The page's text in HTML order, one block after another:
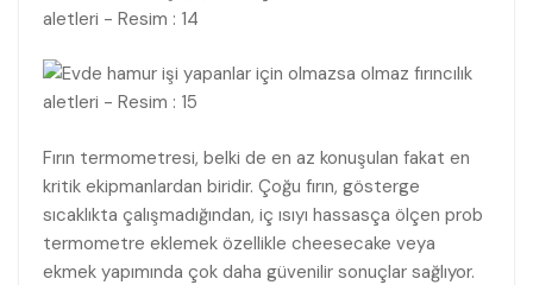
Fırın termometresi, belki de en az konuşulan fakat en
kritik ekipmanlardan biridir. Çoğu fırın, gösterge
sıcaklıkta çalışmadığından, iç ısıyı hassasça ölçen prob
termometre eklemek özellikle cheesecake veya
ekmek yapımında çok daha güvenilir sonuçlar sağlıyor.